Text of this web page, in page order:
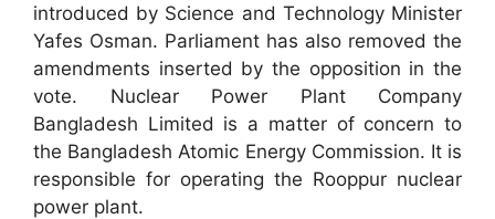
introduced by Science and Technology Minister
Yafes Osman. Parliament has also removed the
amendments inserted by the opposition in the
vote. Nuclear Power Plant Company
Bangladesh Limited is a matter of concern to
the Bangladesh Atomic Energy Commission. It is
responsible for operating the Rooppur nuclear
power plant.